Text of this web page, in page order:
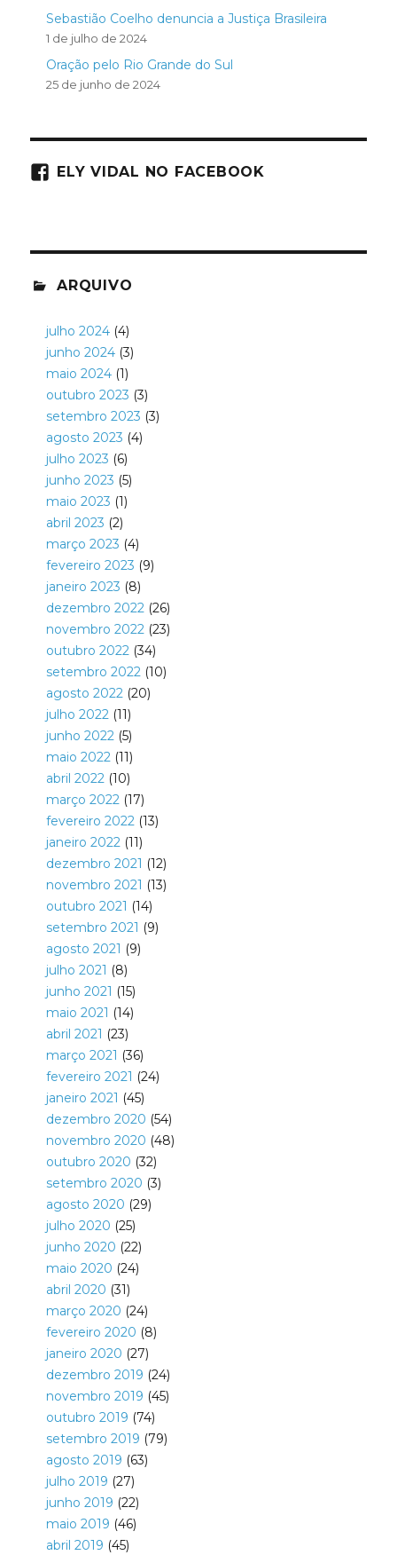
Sebastião Coelho denuncia a Justiça Brasileira
1 de julho de 2024
Oração pelo Rio Grande do Sul
25 de junho de 2024
ELY VIDAL NO FACEBOOK
ARQUIVO
julho 2024(4)
junho 2024(3)
maio 2024(1)
outubro 2023 (3)
setembro 2023 (3)
agosto 2023 (4)
julho 2023 (6)
junho 2023 (5)
maio 2023 (1)
abril 2023 (2)
março 2023 (4)
fevereiro 2023 (9)
janeiro 2023 (8)
dezembro 2022(26)
novembro 2022(23)
outubro 2022(34)
setembro 2022(10)
agosto 2022(20)
julho 2022(11)
junho 2022(5)
maio 2022(11)
abril 2022(10)
março 2022(17)
fevereiro 2022(13)
janeiro 2022(11)
dezembro 2021 (12)
novembro 2021 (13)
outubro 2021 (14)
setembro 2021 (9)
agosto 2021 (9)
julho 2021 (8)
junho 2021 (15)
maio 2021 (14)
abril 2021 (23)
março 2021 (36)
fevereiro 2021 (24)
janeiro 2021 (45)
dezembro 2020 (54)
novembro 2020 (48)
outubro 2020 (32)
setembro 2020 (3)
agosto 2020 (29)
julho 2020 (25)
junho 2020 (22)
maio 2020 (24)
abril 2020 (31)
março 2020 (24)
fevereiro 2020 (8)
janeiro 2020 (27)
dezembro 2019 (24)
novembro 2019 (45)
outubro 2019 (74)
setembro 2019 (79)
agosto 2019 (63)
julho 2019 (27)
junho 2019 (22)
maio 2019 (46)
abril 2019 (45)